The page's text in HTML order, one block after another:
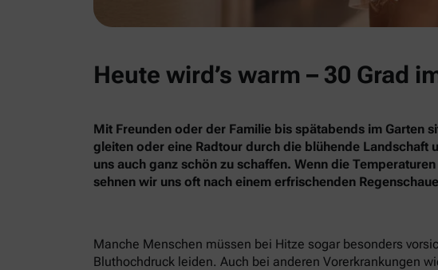
Heute wird’s warm – 30 Grad
Mit Freunden oder der Familie bis spätabends im Garten
gleiten oder eine Radtour durch die blühende Landschaft
uns auch ganz schön zu schaffen. Wenn die
sehnen wir uns oft nach einem erfrischenden
Manche Menschen müssen bei Hitze sogar besonders
Bluthochdruck leiden. Auch bei anderen Vorerkrankungen